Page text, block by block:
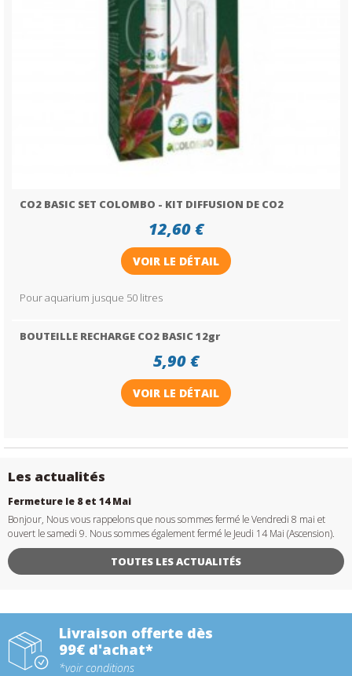
CO2 BASIC SET COLOMBO - KIT DIFFUSION DE CO2
12,60 €
VOIR LE DÉTAIL
Pour aquarium jusque 50 litres
BOUTEILLE RECHARGE CO2 BASIC 12gr
5,90 €
VOIR LE DÉTAIL
Les actualités
Fermeture le 8 et 14 Mai
Bonjour, Nous vous rappelons que nous sommes fermé le Vendredi 8 mai et
ouvert le samedi 9. Nous sommes également fermé le Jeudi 14 Mai (Ascension).
TOUTES LES ACTUALITÉS
Livraison offerte dès
99€ d'achat*
*voir conditions